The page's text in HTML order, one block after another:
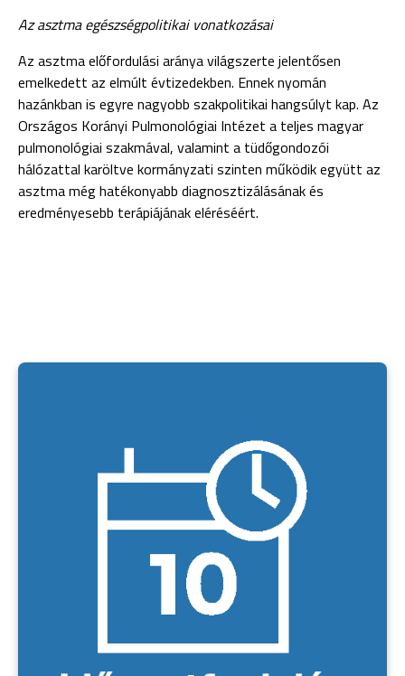
Az asztma egészségpolitikai vonatkozásai
Az asztma előfordulási aránya világszerte jelentősen
emelkedett az elmúlt évtizedekben. Ennek nyomán
hazánkban is egyre nagyobb szakpolitikai hangsúlyt kap. Az
Országos Korányi Pulmonológiai Intézet a teljes magyar
pulmonológiai szakmával, valamint a tüdőgondozói
hálózattal karöltve kormányzati szinten működik együtt az
asztma még hatékonyabb diagnosztizálásának és
eredményesebb terápiájának eléréséért.